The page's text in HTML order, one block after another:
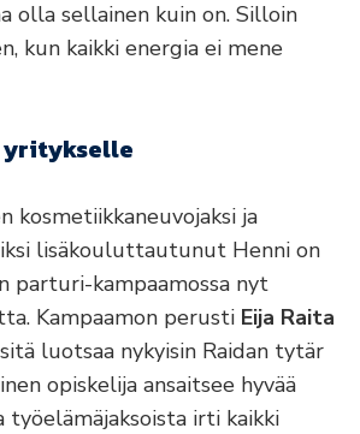
olla sellainen kuin on. Silloin
kun kaikki energia ei mene
kosmetiikkaneuvojaksi ja
lisäkouluttautunut Henni on
parturi-kampaamossa nyt
Kampaamon perusti Eija Raita
luotsaa nykyisin Raidan tytär
opiskelija ansaitsee hyvää
työelämäjaksoista irti kaikki